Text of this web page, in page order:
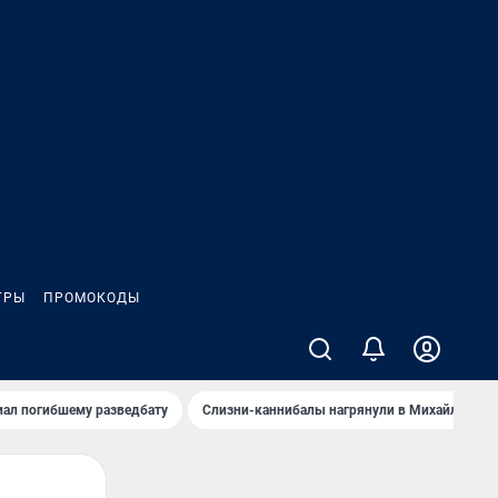
ПРОМОКОДЫ
погибшему разведбату Слизни-каннибалы нагрянули в Михайлов